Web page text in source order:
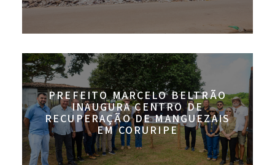
PREFEITO MARCELO BELTRÃO
INAUGURA CENTRO DE
RECUPERAÇÃO DE MANGUEZAIS
EM CORURIPE